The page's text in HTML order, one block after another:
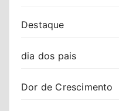
Destaque
dia dos pais
Dor de Crescimento